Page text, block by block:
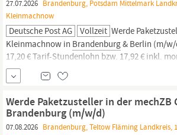
27.07.2026 Brandenburg, Potsdam Mittelmark
Kleinmachnow
Deutsche Post AG Vollzeit Werde
Kleinmachnow in Brandenburg& Berlin (m/
17,20 € Tarif-Stundenlohn bzw. 17,92 € inkl.
von 50% des 13. Monatsgehalt Weitere 50%
November Bis zu 332,34 € Urlaubsgeld im
Werde Paketzusteller in der mechZB
Brandenburg (m/w/d)
07.08.2026 Brandenburg, Teltow Fläming Landkreis,